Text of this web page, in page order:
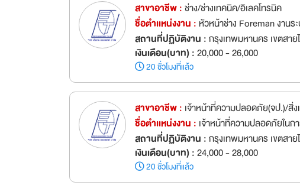
สาขาอาชีพ :ช่าง/ช่างเทคนิค/อิเลคโทรนิค
ชื่อตำเเหน่งงาน :หัวหน้าช่าง Foreman งานร
สถานที่ปฏิบัติงาน :กรุงเทพมหานคร เขตสาย
เงินเดือน(บาท) :20,000 - 26,000
20 ชั่วโมงที่แล้ว
สาขาอาชีพ : เจ้าหน้าที่ความปลอดภัย(จป.)/สิ่
ชื่อตำเเหน่งงาน : เจ้าหน้าที่ความปลอดภัยใน
สถานที่ปฏิบัติงาน :กรุงเทพมหานคร เขตสาย
เงินเดือน(บาท) :24,000 - 28,000
20 ชั่วโมงที่แล้ว